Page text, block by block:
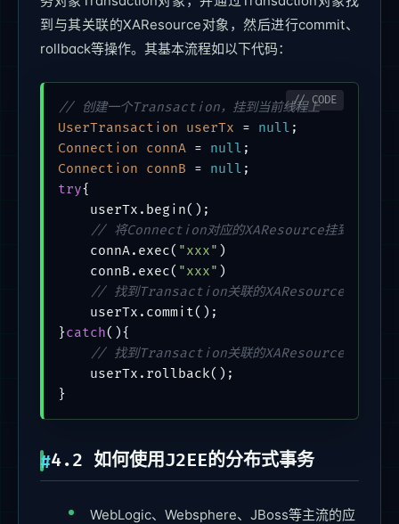
到与其关联的XAResource对象，然后进行commit、
rollback等操作。其基本流程如以下代码：
// 创建一个Transaction，挂到当前线程上
UserTransaction
userTx = null
Connection
connA = null
Connection
connB = null
try{
    userTx.begin();
// 将Connection对应的XAResource挂到当前线
    connA.exec(
"xxx" )
    connB.exec(
"xxx" )
// 找到Transaction关联的XAResource，让它们
    userTx.commit();
}catch(){
// 找到Transaction关联的XAResource，让它们
    userTx.rollback();
4.2 如何使用J2EE的分布式事务
WebLogic、Websphere、JBoss等主流的应